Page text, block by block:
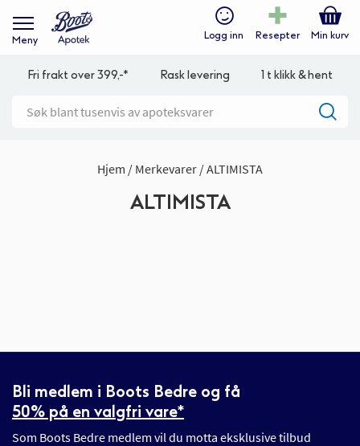
Meny Logg inn Resepter Min kurv
Fri frakt over 399,-* Rask levering 1 t klikk & hent
Hjem Merkevarer ALTIMISTA
ALTIMISTA
Bli medlem i Boots Bedre og få
50% på en valgfri vare*
Som Boots Bedre medlem vil du motta eksklusive tilbud